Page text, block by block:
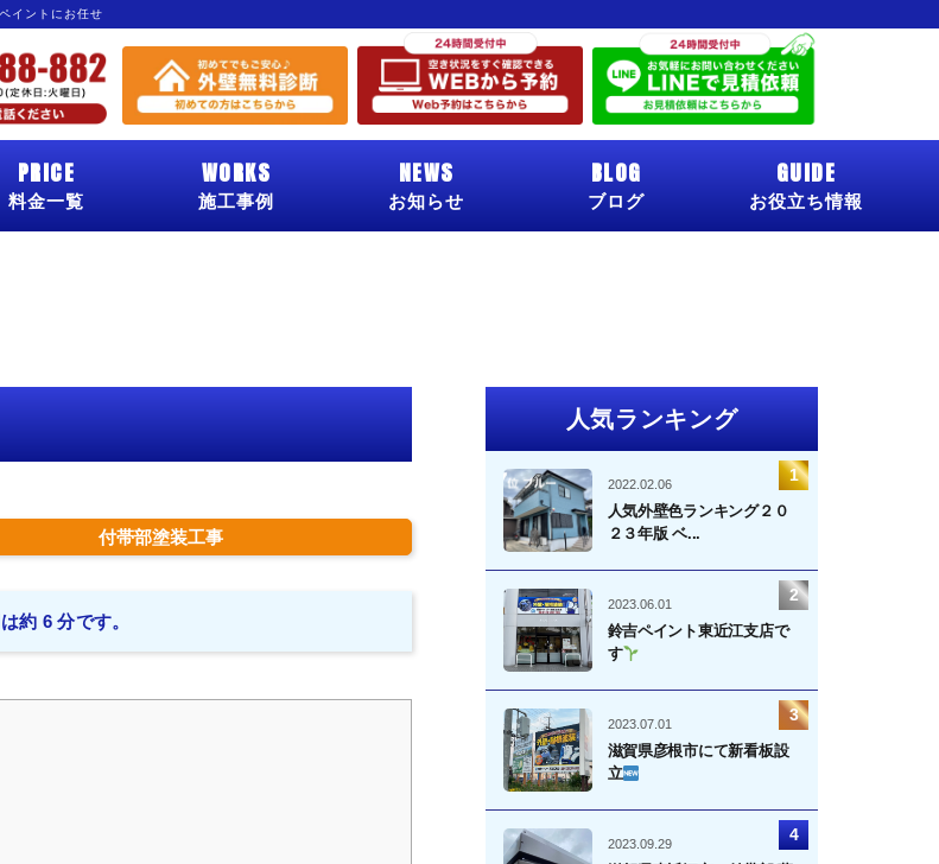
イントにお任せ
PRICE
料金一覧
WORKS
施工事例
NEWS
お知らせ
BLOG
ブログ
GUIDE
お役立ち情報
付帯部塗装工事
約 6 分です。
人気ランキング
2022.02.06
人気外壁色ランキング２０
２３年版 ベ...
2023.06.01
鈴吉ペイント東近江支店で
す
2023.07.01
滋賀県彦根市にて新看板設
立
2023.09.29